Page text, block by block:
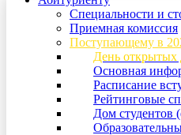
Специальности и
Приемная комиссия
Поступающему в
День открытых
Основная
Расписание
Рейтинговые
Дом студентов